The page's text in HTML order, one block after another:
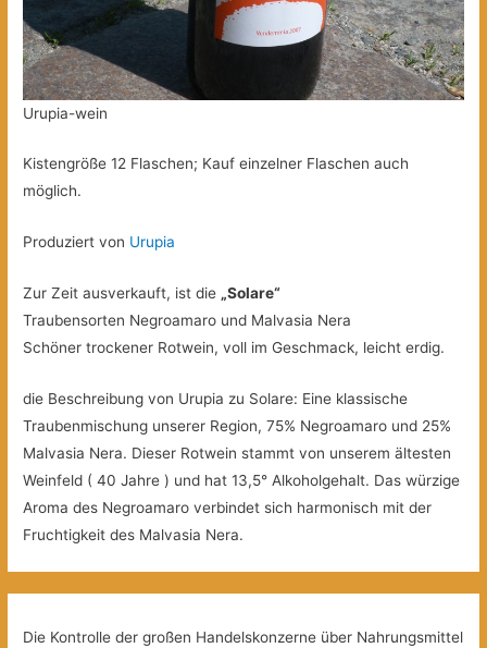
Urupia-wein
Kistengröße 12 Flaschen; Kauf einzelner Flaschen auch
möglich.
Produziert von Urupia
Zur Zeit ausverkauft, ist die „Solare“
Traubensorten Negroamaro und Malvasia Nera
Schöner trockener Rotwein, voll im Geschmack, leicht erdig.
die Beschreibung von Urupia zu Solare: Eine klassische
Traubenmischung unserer Region, 75% Negroamaro und 25%
Malvasia Nera. Dieser Rotwein stammt von unserem ältesten
Weinfeld ( 40 Jahre ) und hat 13,5° Alkoholgehalt. Das würzige
Aroma des Negroamaro verbindet sich harmonisch mit der
Fruchtigkeit des Malvasia Nera.
Die Kontrolle der großen Handelskonzerne über Nahrungsmittel